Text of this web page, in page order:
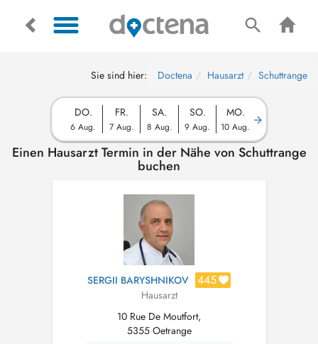
Sie sind hier: Doctena Hausarzt Schuttrange
DO.
6 Aug.
FR.
7 Aug.
SA.
8 Aug.
SO.
9 Aug.
MO.
10 Aug.
Einen Hausarzt Termin in der Nähe von Schuttrange
buchen
SERGII BARYSHNIKOV 445
Hausarzt
10 Rue De Moutfort,
5355 Oetrange